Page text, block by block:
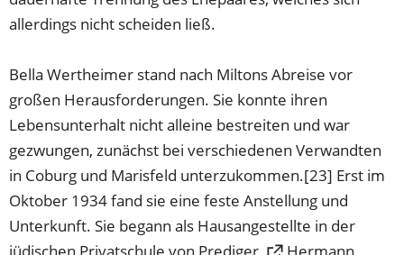
allerdings nicht scheiden ließ.
Bella Wertheimer stand nach Miltons Abreise vor
großen Herausforderungen. Sie konnte ihren
Lebensunterhalt nicht alleine bestreiten und war
gezwungen, zunächst bei verschiedenen Verwandten
in Coburg und Marisfeld unterzukommen.[23] Erst im
Oktober 1934 fand sie eine feste Anstellung und
Unterkunft. Sie begann als Hausangestellte in der